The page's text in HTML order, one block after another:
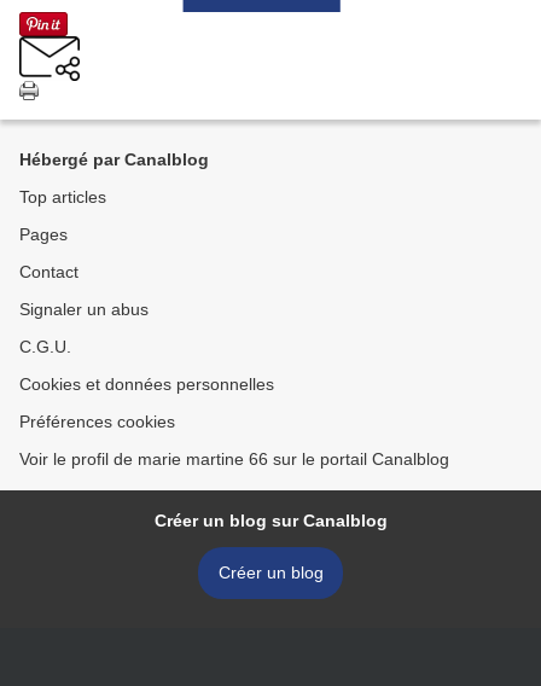
Hébergé par Canalblog
Top articles
Pages
Contact
Signaler un abus
C.G.U.
Cookies et données personnelles
Préférences cookies
Voir le profil de marie martine 66 sur le portail Canalblog
Créer un blog sur Canalblog
Créer un blog